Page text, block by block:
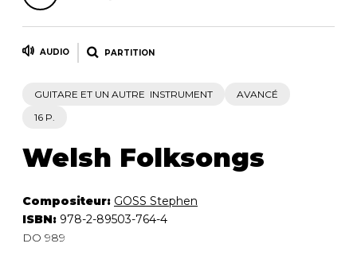
AUDIO PARTITION
GUITARE ET UN AUTRE INSTRUMENT
AVANCÉ
16 P.
Welsh Folksongs
Compositeur: GOSS Stephen
ISBN: 978-2-89503-764-4
DO 989